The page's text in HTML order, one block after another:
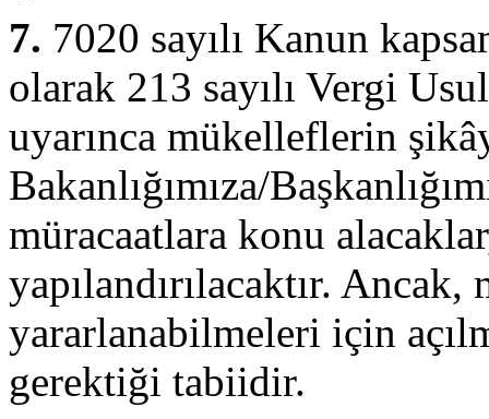
7. 7020 sayılı Kanun
olarak 213 sayılı Vergi
uyarınca mükelleflerin
Bakanlığımıza/
müracaatlara konu
yapılandırılacaktır.
yararlanabilmeleri için
gerektiği tabiidir.